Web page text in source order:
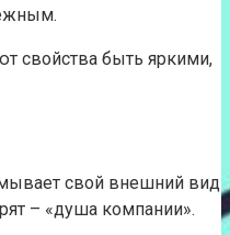
свойства быть яркими,
свой внешний вид
– «душа компании».